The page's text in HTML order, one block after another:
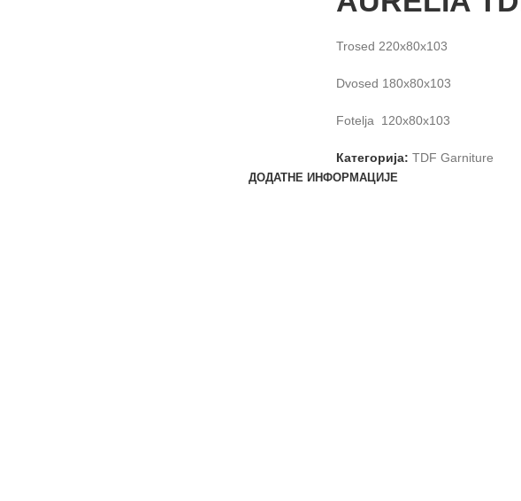
Trosed 220x80x103
Dvosed 180x80x103
Fotelja 120x80x103
Категорија: TDF Garniture
ДОДАТНЕ ИНФОРМАЦИЈЕ